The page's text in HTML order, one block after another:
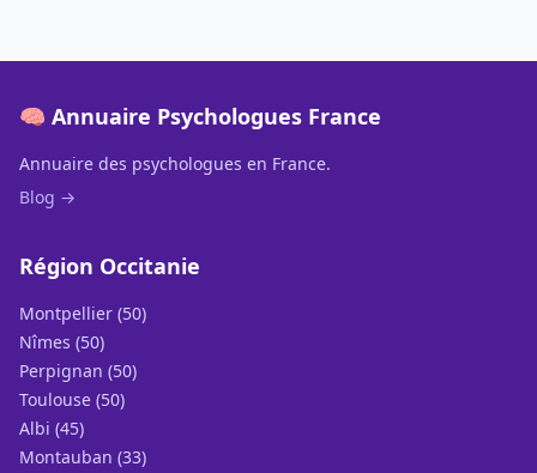
🧠 Annuaire Psychologues France
Annuaire des psychologues en France.
Blog →
Région Occitanie
Montpellier (50)
Nîmes (50)
Perpignan (50)
Toulouse (50)
Albi (45)
Montauban (33)